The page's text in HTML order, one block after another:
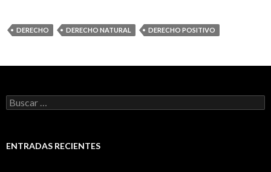
DERECHO DERECHO NATURAL DERECHO POSITIVO
B
u
a
ENTRADAS RECIENTES